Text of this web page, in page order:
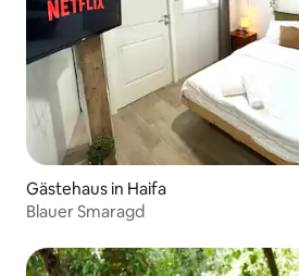
Gästehaus in Haifa
Blauer Smaragd